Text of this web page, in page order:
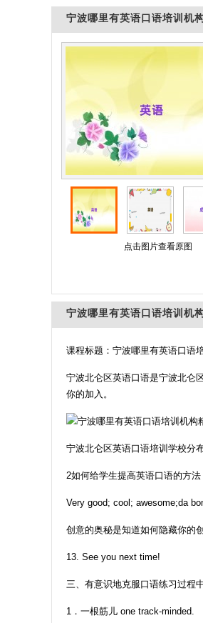
宁波哪里有英语口语培训机
点击图片查看原图
宁波哪里有英语口语培训机
课程标题：宁波哪里有英语口语
宁波北仑区英语口语是宁波北仑
你的加入。
宁波北仑区英语口语培训学校分
2如何给学生提高英语口语的方法
Very good; cool; awesome;da
创意的奥秘是知道如何隐藏你的
13. See you next time!
三、有意识地克服口语练习过程
1．一根筋儿 one track-minded.